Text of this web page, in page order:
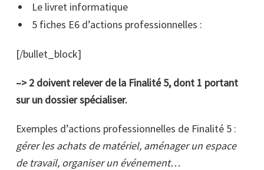
Le livret informatique
5 fiches E6 d’actions professionnelles :
[/bullet_block]
–> 2 doivent relever de la Finalité 5, dont 1 portant
sur un dossier spécialiser.
Exemples d’actions professionnelles de Finalité 5 :
gérer les achats de matériel, aménager un espace
de travail, organiser un événement…